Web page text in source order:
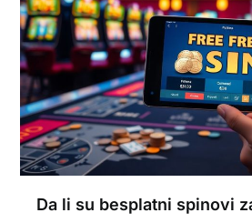
Da li su besplatni spinovi